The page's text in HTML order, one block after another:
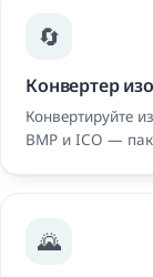
🔄
Конвертер
Конвертируйте
BMP и ICO —
🌄